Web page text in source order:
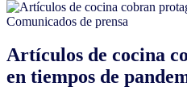
Comunicados de prensa
Artículos de cocina
en tiempos de